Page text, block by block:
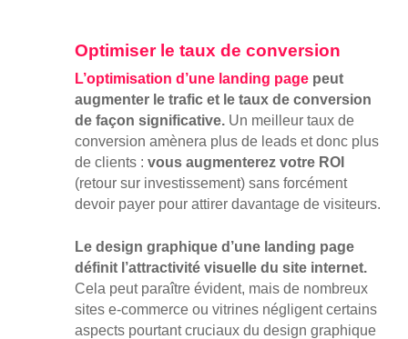
Optimiser le taux de conversion
L’optimisation d’une landing pagepeut
augmenter le trafic et le taux de conversion
de façon significative.Un meilleur taux de
conversion amènera plus de leads et donc plus
de clients : vous augmenterez votre ROI
(retour sur investissement) sans forcément
devoir payer pour attirer davantage de visiteurs.
Le design graphique d’une landing page
définit l’attractivité visuelle du site internet.
Cela peut paraître évident, mais de nombreux
sites e-commerce ou vitrines négligent certains
aspects pourtant cruciaux du design graphique